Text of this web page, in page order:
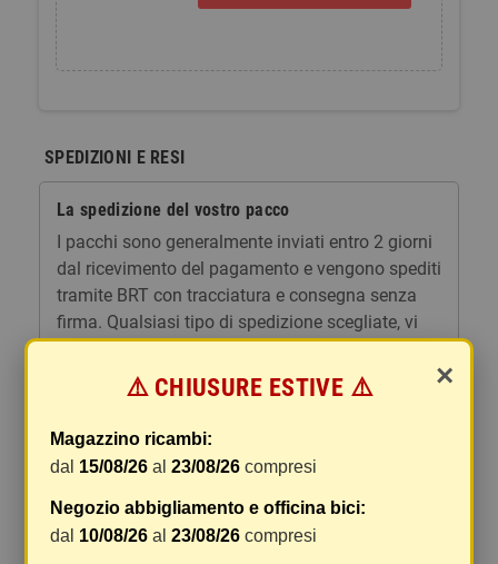
SPEDIZIONI E RESI
La spedizione del vostro pacco
I pacchi sono generalmente inviati entro 2 giorni
dal ricevimento del pagamento e vengono spediti
tramite BRT con tracciatura e consegna senza
firma. Qualsiasi tipo di spedizione scegliate, vi
forniremo un link per tracciare il vostro pacco
gestione e imballaggio e le spese postali. I costi
di gestione sono fissi, mentre i costi di trasporto
spedizione. Vi consigliamo di raggruppare i
vostri articoli in un unico ordine. Non ci è
×
⚠️ CHIUSURE ESTIVE ⚠️
Magazzino ricambi:
dal 15/08/26 al23/08/26 compresi
Negozio abbigliamento e officina bici:
dal 10/08/26 al23/08/26 compresi